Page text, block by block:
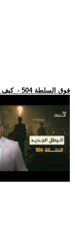
.. فوق السلطة 504 - كيف هزم الحذاء والشورت الأخبار؟